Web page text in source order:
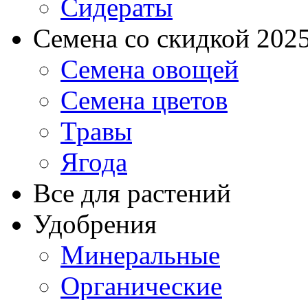
Сидераты
Семена со скидкой
Семена овощей
Семена цветов
Травы
Ягода
Все для растений
Удобрения
Минеральные
Органические